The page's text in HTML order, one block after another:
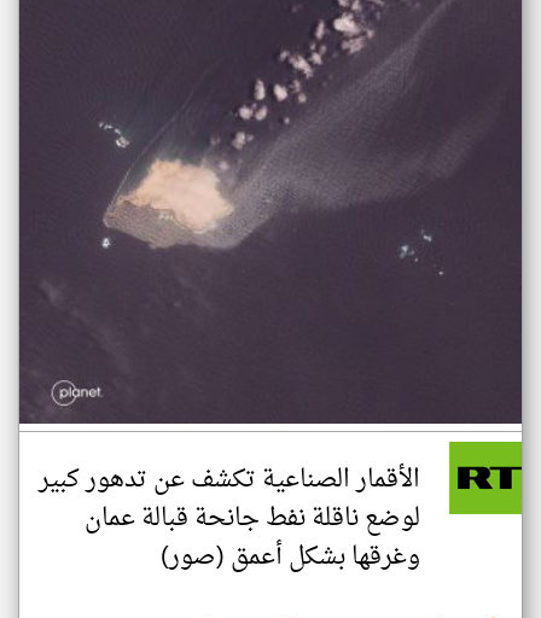
الأقمار الصناعية تكشف عن تدهور كبير
لوضع ناقلة نفط جانحة قبالة عمان
وغرقها بشكل أعمق (صور)